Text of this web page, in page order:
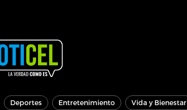
Deportes Entretenimiento Vida y Bienestar